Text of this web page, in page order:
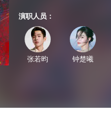
演职人员：
张若昀 钟楚曦